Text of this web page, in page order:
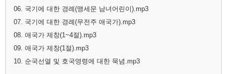
06. 국기에 대한 경례(맹세문 남녀어린이).mp3
07. 국기에 대한 경례(무전주 애국가).mp3
08. 애국가 제창(1~4절).mp3
09. 애국가 제창(1절).mp3
10. 순국선열 및 호국영령에 대한 묵념.mp3